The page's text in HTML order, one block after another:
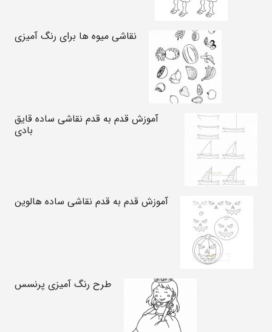
نقاشی میوه ها برای رنگ آمیزی
آموزش قدم به قدم نقاشی ساده قایق
بادی
آموزش قدم به قدم نقاشی ساده هالوین
طرح رنگ آمیزی پرنسس